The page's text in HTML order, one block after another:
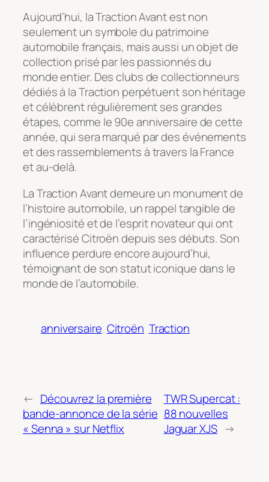
Aujourd’hui, la Traction Avant est non
seulement un symbole du patrimoine
automobile français, mais aussi un objet de
collection prisé par les passionnés du
monde entier. Des clubs de collectionneurs
dédiés à la Traction perpétuent son héritage
et célèbrent régulièrement ses grandes
étapes, comme le 90e anniversaire de cette
année, qui sera marqué par des événements
et des rassemblements à travers la France
et au-delà.
La Traction Avant demeure un monument de
l’histoire automobile, un rappel tangible de
l’ingéniosité et de l’esprit novateur qui ont
caractérisé Citroën depuis ses débuts. Son
influence perdure encore aujourd’hui,
témoignant de son statut iconique dans le
monde de l’automobile.
anniversaire Citroën Traction
← Découvrez la première
bande-annonce de la série
« Senna » sur Netflix
TWR Supercat :
88 nouvelles
Jaguar XJS →